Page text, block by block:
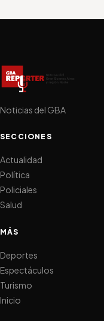
Noticias del GBA
SECCIONES
Actualidad
Política
Policiales
Salud
MÁS
Deportes
Espectáculos
Turismo
Inicio